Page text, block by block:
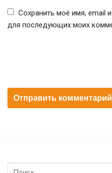
Сохранить моё имя, email
для последующих моих
Искать: